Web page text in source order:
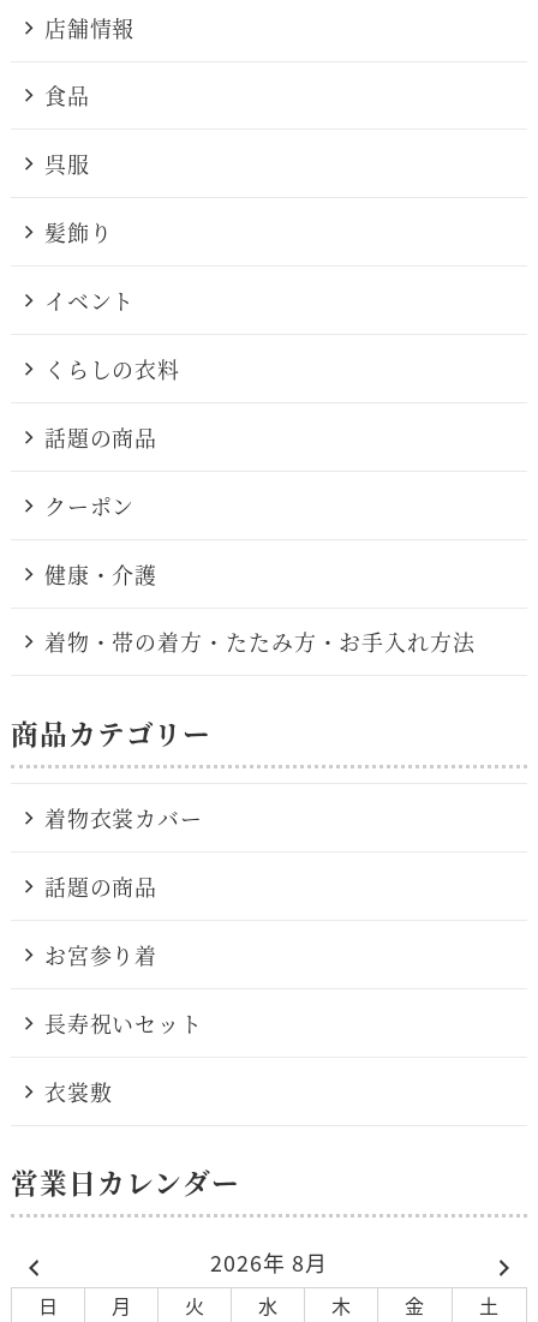
店舗情報
食品
呉服
髪飾り
イベント
くらしの衣料
話題の商品
クーポン
健康・介護
着物・帯の着方・たたみ方・お手入れ方法
商品カテゴリー
着物衣裳カバー
話題の商品
お宮参り着
長寿祝いセット
衣裳敷
営業日カレンダー
2026年 8月
日 月 火 水 木 金
土